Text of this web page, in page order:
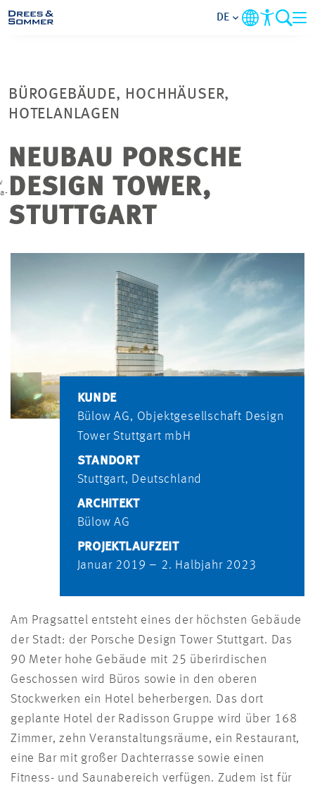
UNTERNEHMEN
IM FOKUS
KONTAKT
DE
BÜROGEBÄUDE, HOCHHÄUSER,
HOTELANLAGEN
NEUBAU PORSCHE
DESIGN TOWER,
STUTTGART
KUNDE
Bülow AG, Objektgesellschaft Design
Tower Stuttgart mbH
STANDORT
Stuttgart, Deutschland
ARCHITEKT
Bülow AG
PROJEKTLAUFZEIT
Januar 2019 – 2. Halbjahr 2023
Am Pragsattel entsteht eines der höchsten Gebäude
der Stadt: der Porsche Design Tower Stuttgart. Das
90 Meter hohe Gebäude mit 25 überirdischen
Geschossen wird Büros sowie in den oberen
Stockwerken ein Hotel beherbergen. Das dort
geplante Hotel der Radisson Gruppe wird über 168
Zimmer, zehn Veranstaltungsräume, ein Restaurant,
eine Bar mit großer Dachterrasse sowie einen
Fitness- und Saunabereich verfügen. Zudem ist für